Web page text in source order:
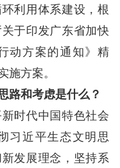
利用体系建设，根
于印发广东省加快
动方案的通知》精
施方案。
路和考虑是什么？
时代中国特色社会
习近平生态文明思
发展理念，坚持系